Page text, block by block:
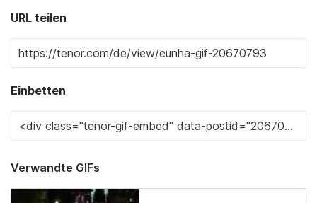
URL teilen
Einbetten
Verwandte GIFs